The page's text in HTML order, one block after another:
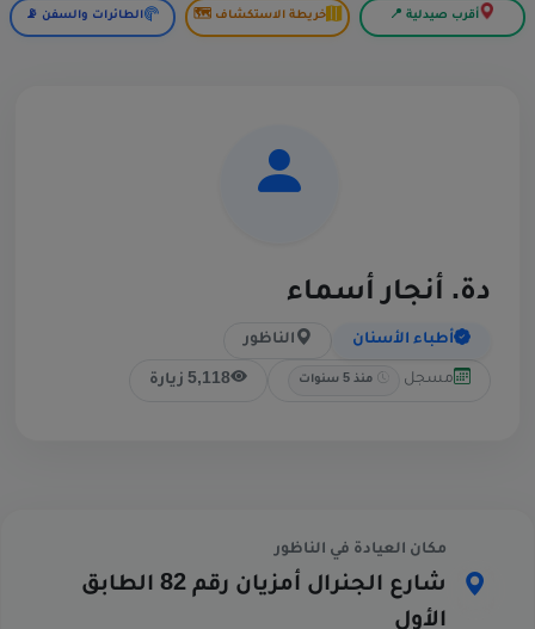
أقرب صيدلية 📍 خريطة الاستكشاف 🗺️ الطائرات والسفن 📡
دة. أنجار أسماء
أطباء الأسنان الناظور
مسجل منذ 5 سنوات 5,118 زيارة
مكان العيادة في الناظور
شارع الجنرال أمزيان رقم 82 الطابق
الأول